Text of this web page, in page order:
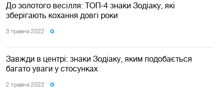
До золотого весілля: ТОП-4 знаки Зодіаку, які
зберігають кохання довгі роки
3 травня 2022
Завжди в центрі: знаки Зодіаку, яким подобається
багато уваги у стосунках
2 травня 2022